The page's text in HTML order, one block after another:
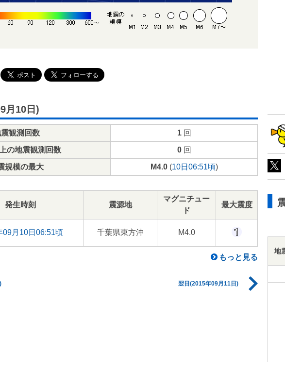
月10日)
観測回数 1回
の地震観測回数 0回
規模の最大 M4.0(10日06:51頃)
発生時刻 震源地
マグニチュー
ド
最大震度
09月10日06:51頃 千葉県東方沖 M4.0
もっと見る
翌日(2015年09月11日)
地